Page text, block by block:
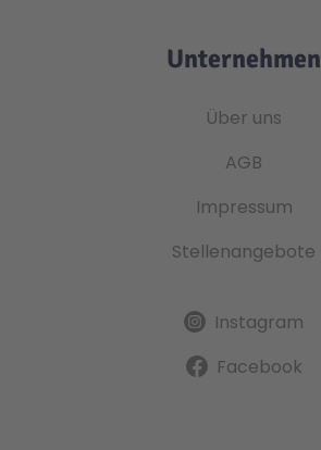
Unternehmen
Über uns
AGB
Impressum
Stellenangebote
Instagram
Facebook